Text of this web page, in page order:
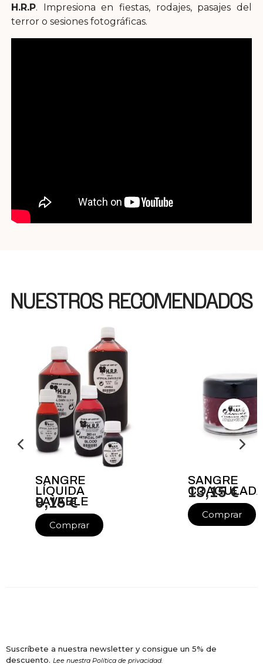
H.R.P. Impresiona en fiestas, rodajes, pasajes del
terror o sesiones fotográficas.
NUESTROS RECOMENDADOS
SANGRE
LÍQUIDA
LAVABLE
9,15 €
Comprar
SANGRE
13,15 €
Comprar
Suscríbete a nuestra newsletter y consigue un 5% de
descuento. Lee nuestra Política de privacidad.